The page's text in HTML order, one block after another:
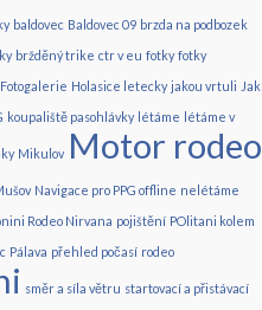
baldovec Baldovec 09 brzda na podbozek
bržděný trike ctr v eu fotky fotky
Fotogalerie Holasice letecky jakou vrtuli Jak
koupaliště pasohlávky létáme létáme v
Mikulov Motor rodeo
Navigace pro PPG offline nelétáme
Rodeo Nirvana pojištění POlitani kolem
Pálava přehled počasí rodeo
směr a síla větru startovací a přistávací